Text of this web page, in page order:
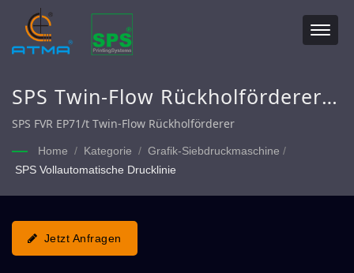
SPS Twin-Flow Rückholförderer
(max. Bogen: Twin-Flow
520X500mm, Single-Flow
750X1060mm)
SPS FVR EP71/t Twin-Flow Rückholförderer
Home / Kategorie / Grafik-Siebdruckmaschine /
SPS Vollautomatische Drucklinie
Jetzt Anfragen